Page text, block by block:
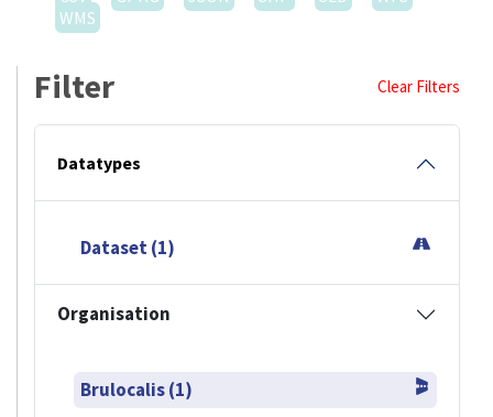
WMS
Filter Clear Filters
Datatypes
Dataset (1)
Organisation
Brulocalis (1)